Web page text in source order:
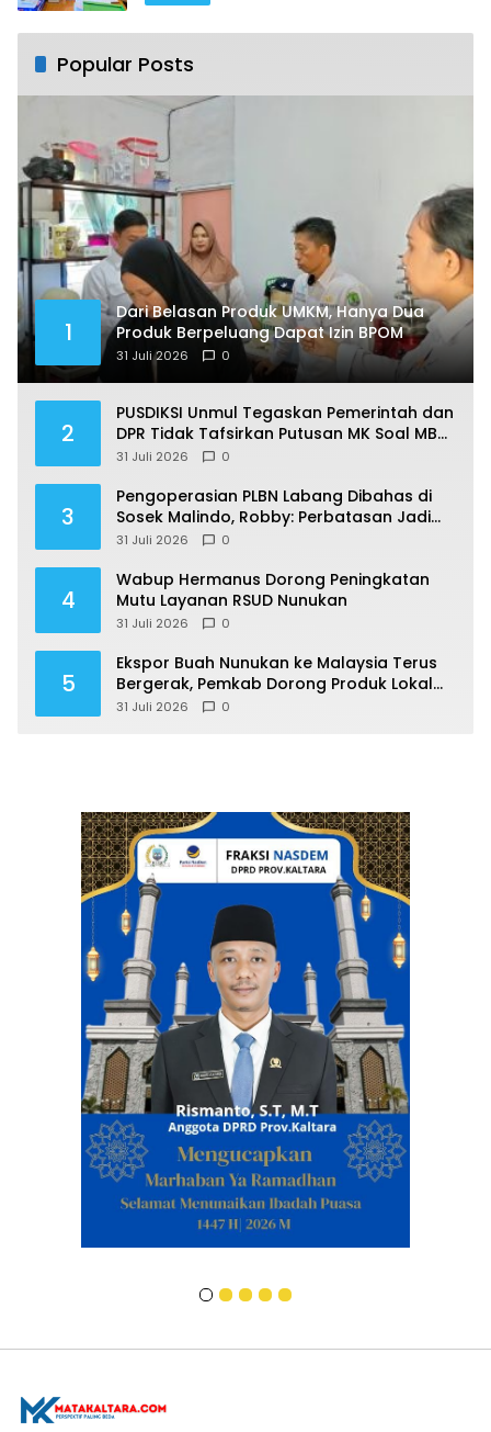
Popular Posts
1
Dari Belasan Produk UMKM, Hanya Dua
Produk Berpeluang Dapat Izin BPOM
31 Juli 2026 0
2
PUSDIKSI Unmul Tegaskan Pemerintah dan
DPR Tidak Tafsirkan Putusan MK Soal MBG
Sesuka Hati
31 Juli 2026 0
3
Pengoperasian PLBN Labang Dibahas di
Sosek Malindo, Robby: Perbatasan Jadi
Motor Ekonomi
31 Juli 2026 0
4
Wabup Hermanus Dorong Peningkatan
Mutu Layanan RSUD Nunukan
31 Juli 2026 0
5
Ekspor Buah Nunukan ke Malaysia Terus
Bergerak, Pemkab Dorong Produk Lokal
Naik Kelas
31 Juli 2026 0